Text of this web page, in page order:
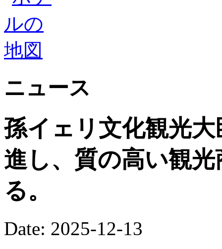
ニュース
孫イェリ文化観光
進し、質の高い観
る。
Date: 2025-12-13